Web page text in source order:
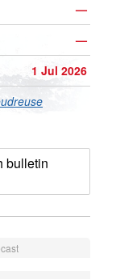
—
—
1 Jul 2026
bulletin